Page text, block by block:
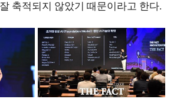
축적되지 않았기 때문이라고 한다.